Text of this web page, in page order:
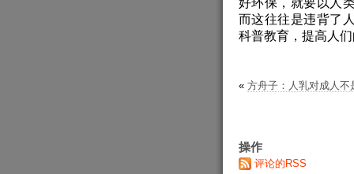
好环保，就要以人
而这往往是违背了
科普教育，提高人
« 方舟子：人乳对成人不
操作
评论的RSS